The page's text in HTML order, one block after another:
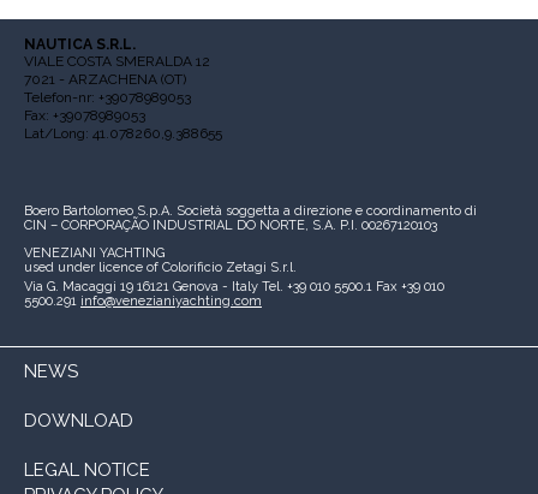
NAUTICA S.R.L.
VIALE COSTA SMERALDA 12
7021 - ARZACHENA (OT)
Telefon-nr: +39078989053
Fax: +39078989053
Lat/Long: 41.078260,9.388655
Boero Bartolomeo S.p.A. Società soggetta a direzione e coordinamento di
CIN – CORPORAÇÃO INDUSTRIAL DO NORTE, S.A. P.I. 00267120103
VENEZIANI YACHTING
used under licence of Colorificio Zetagi S.r.l.
Via G. Macaggi 19 16121 Genova - Italy Tel. +39 010 5500.1 Fax +39 010
5500.291 info@venezianiyachting.com
NEWS
DOWNLOAD
LEGAL NOTICE